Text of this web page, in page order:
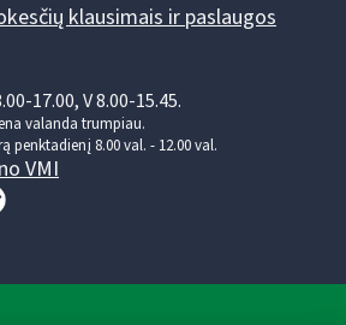
klausimais ir paslaugos
17.00, V 8.00-15.45.
valanda trumpiau.
penktadienį 8.00 val. - 12.00 val.
VMI